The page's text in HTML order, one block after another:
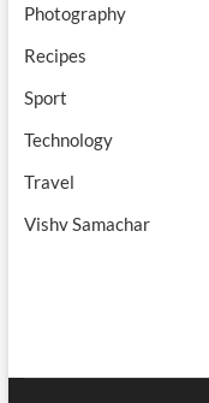
Photography
Recipes
Sport
Technology
Travel
Vishv Samachar